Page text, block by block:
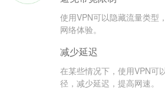
使用VPN可以隐藏流量类型
网络体验。
减少延迟
在某些情况下，使用VPN可
径，减少延迟，提高网速。